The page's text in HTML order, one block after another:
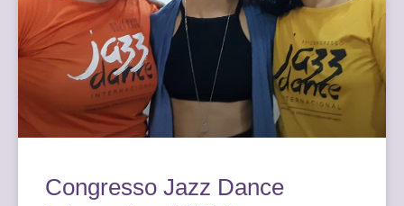
Congresso Jazz Dance